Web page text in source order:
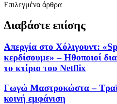
Επιλεγμένα άρθρα
Διαβάστε επίσης
Απεργία στο Χόλιγουντ:
κερδίσουμε» – Ηθοποιοί
το κτίριο του Netflix
Γωγώ Μαστροκώστα –
κοινή εμφάνιση